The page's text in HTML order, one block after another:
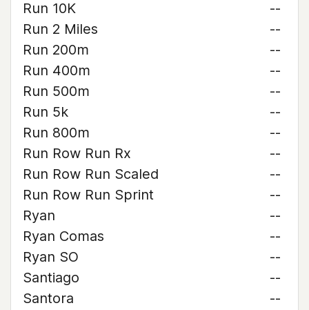
Run 10K
--
Run 2 Miles
--
Run 200m
--
Run 400m
--
Run 500m
--
Run 5k
--
Run 800m
--
Run Row Run Rx
--
Run Row Run Scaled
--
Run Row Run Sprint
--
Ryan
--
Ryan Comas
--
Ryan SO
--
Santiago
--
Santora
--